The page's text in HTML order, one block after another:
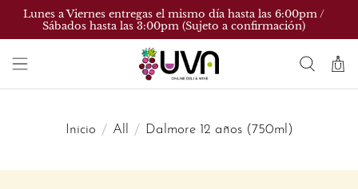
Lunes a Viernes entregas el mismo día hasta las 6:00pm /
Sábados hasta las 3:00pm (Sujeto a confirmación)
Inicio All Dalmore 12 años (750ml)